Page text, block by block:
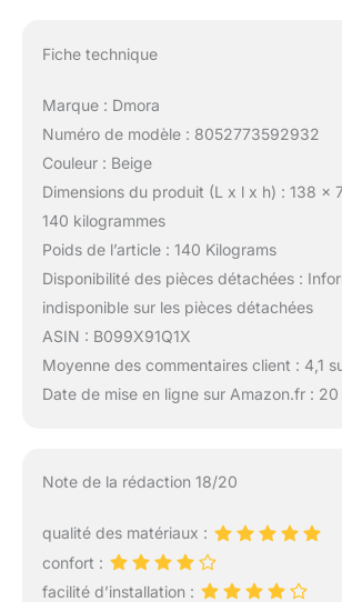
Fiche technique
Marque : Dmora
Numéro de modèle : 8052773592932
Couleur : Beige
Dimensions du produit (L x l x h) : 138 x
140 kilogrammes
Poids de l’article : 140 Kilograms
Disponibilité des pièces détachées :
indisponible sur les pièces détachées
ASIN : B099X91Q1X
Moyenne des commentaires client : 4,1
Date de mise en ligne sur Amazon.fr :
Note de la rédaction 18/20
qualité des matériaux :
confort :
facilité d’installation :